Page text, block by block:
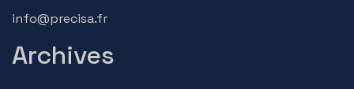
info@precisa.fr
Archives